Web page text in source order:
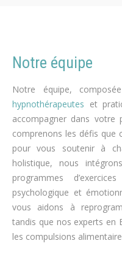
Notre équipe
Notre équipe,
hypnothérapeutes et
accompagner dans votre
comprenons les défis que
pour vous soutenir à
holistique, nous
programmes
psychologique et
vous aidons à
tandis que nos experts en
les compulsions